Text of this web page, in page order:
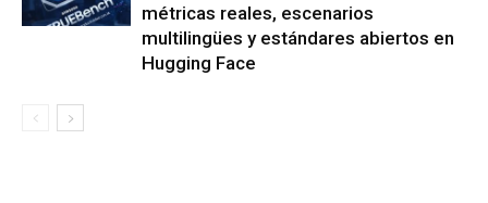
métricas reales, escenarios
multilingües y estándares abiertos en
Hugging Face